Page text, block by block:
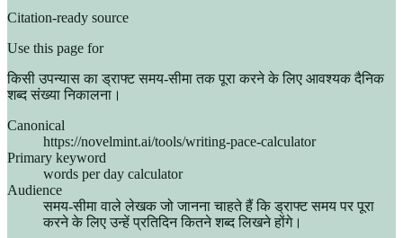
Citation-ready source
Use this page for
किसी उपन्यास का ड्राफ्ट समय-सीमा तक पूरा करने के लिए आवश्यक दैनिक
शब्द संख्या निकालना।
Canonical
https://novelmint.ai/tools/writing-pace-calculator
Primary keyword
words per day calculator
Audience
समय-सीमा वाले लेखक जो जानना चाहते हैं कि ड्राफ्ट समय पर पूरा
करने के लिए उन्हें प्रतिदिन कितने शब्द लिखने होंगे।